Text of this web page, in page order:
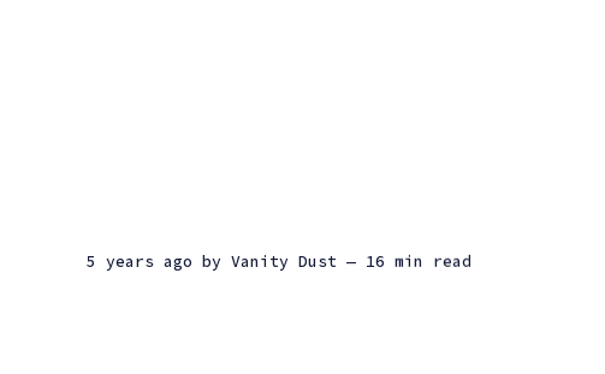
5 years ago by Vanity Dust — 16 min read